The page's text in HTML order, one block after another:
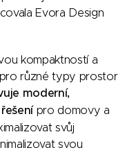
Evora Design
kompaktností a
různé typy prostor
moderní,
pro domovy a
svůj
svou